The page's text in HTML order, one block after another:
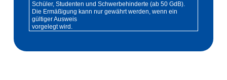
Schüler, Studenten und Schwerbehinderte (ab 50 GdB).
Die Ermäßigung kann nur gewährt werden, wenn ein
gültiger Ausweis
vorgelegt wird.